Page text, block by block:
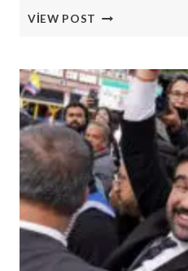
VIEW POST İSRAIL’DE
ARTIYOR